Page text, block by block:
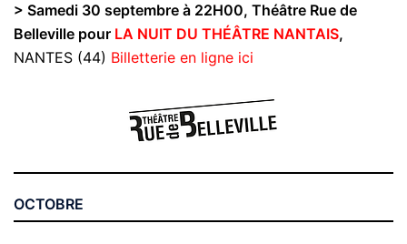
> Samedi 30 septembre à 22H00, Théâtre Rue de
Belleville pour LA NUIT DU THÉÂTRE NANTAIS,
NANTES (44) Billetterie en ligne ici
OCTOBRE